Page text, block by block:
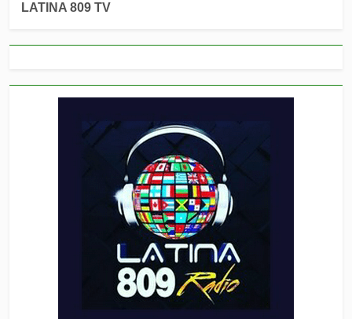
LATINA 809 TV